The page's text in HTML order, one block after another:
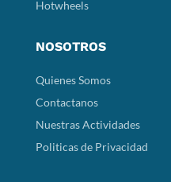
Hotwheels
NOSOTROS
Quienes Somos
Contactanos
Nuestras Actividades
Politicas de Privacidad